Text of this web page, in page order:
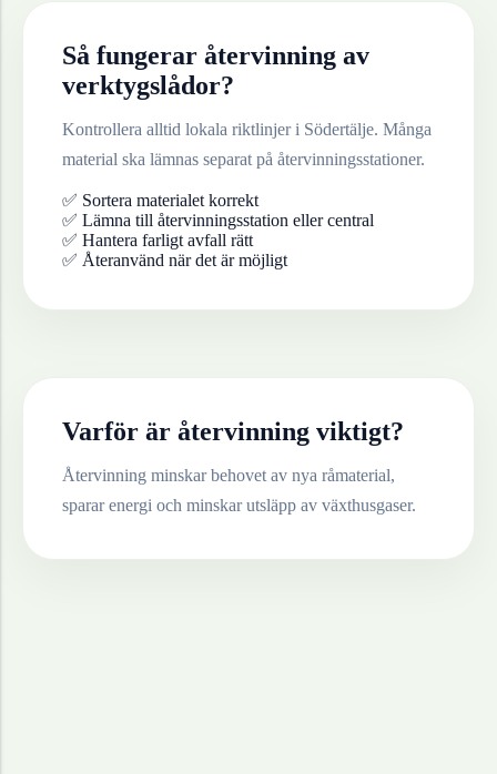
Så fungerar återvinning av
verktygslådor?
Kontrollera alltid lokala riktlinjer i Södertälje. Många
material ska lämnas separat på återvinningsstationer.
✅ Sortera materialet korrekt
✅ Lämna till återvinningsstation eller central
✅ Hantera farligt avfall rätt
✅ Återanvänd när det är möjligt
Varför är återvinning viktigt?
Återvinning minskar behovet av nya råmaterial,
sparar energi och minskar utsläpp av växthusgaser.